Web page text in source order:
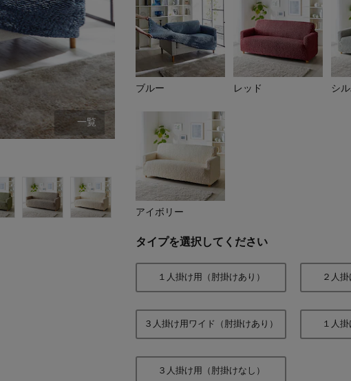
一覧
ブルー レッド シ
アイボリー
タイプを選択してください
１人掛け用（肘掛けあり） ２人
３人掛け用ワイド（肘掛けあり） １人
３人掛け用（肘掛けなし）